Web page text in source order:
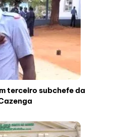
terceiro subchefe da